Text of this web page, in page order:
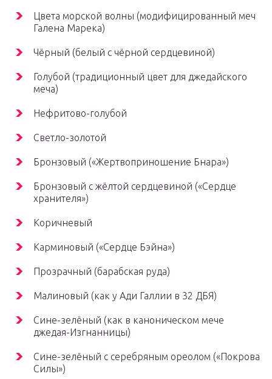
Цвета морской волны (модифицированный меч
Галена Марека)
Чёрный (белый с чёрной сердцевиной)
Голубой (традиционный цвет для джедайского
меча)
Нефритово-голубой
Светло-золотой
Бронзовый («Жертвоприношение Бнара»)
Бронзовый с жёлтой сердцевиной («Сердце
хранителя»)
Коричневый
Карминовый («Сердце Бэйна»)
Прозрачный (барабская руда)
Малиновый (как у Ади Галлии в 32 ДБЯ)
Сине-зелёный (как в каноническом мече
джедая-Изгнанницы)
Сине-зелёный с серебряным ореолом («Покрова
Силы»)